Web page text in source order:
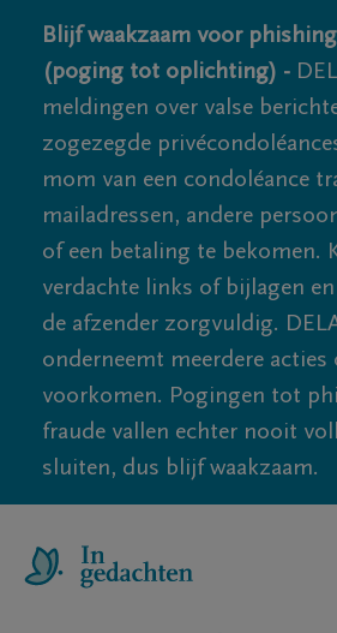
Blijf waakzaam voor
(poging tot oplichting) -
meldingen over valse
zogezegde
mom van een condoléance
mailadressen, andere
of een betaling te bekomen.
verdachte links of bijlagen
de afzender zorgvuldig.
onderneemt meerdere
voorkomen. Pogingen tot
fraude vallen echter nooit
sluiten, dus blijf waakzaam.